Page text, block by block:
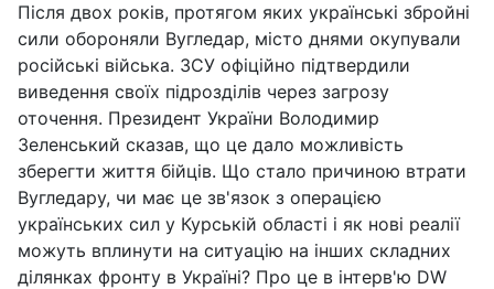
Після двох років, протягом яких українські збройні
сили обороняли Вугледар, місто днями окупували
російські війська. ЗСУ офіційно підтвердили
виведення своїх підрозділів через загрозу
оточення. Президент України Володимир
Зеленський сказав, що це дало можливість
зберегти життя бійців. Що стало причиною втрати
Вугледару, чи має це зв'язок з операцією
українських сил у Курській області і як нові реалії
можуть вплинути на ситуацію на інших складних
ділянках фронту в Україні? Про це в інтерв'ю DW